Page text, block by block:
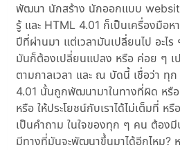
พัฒนา นักสร้าง นักออกแบบ
รู้ และ HTML 4.01 ก็เป็นเครื่องมือห
ปีที่ผ่านมา แต่เวลามันเปลี่ยนไป อะไ
มันก็ต้องเปลี่ยนแปลง หรือ ค่อย ๆ เ
ตามกาลเวลา และ ณ บัดนี้ เชื่อว่า ทุ
4.01 นั้นถูกพัฒนามาในทางที่ผิด หรื
หรือ ให้ประโยชน์กับเราได้ไม่เต็มที่ ห
เป็นคำถาม ในใจของทุก ๆ คน ต้องมี
มีทางที่มันจะพัฒนาขึ้นมาได้อีกไหม?